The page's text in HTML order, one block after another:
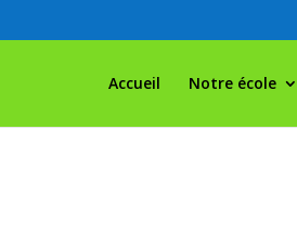
Accueil Notre école